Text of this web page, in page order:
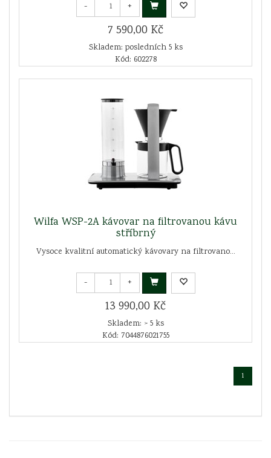
- +
7 590,00 Kč
Skladem: posledních 5 ks
Kód: 602278
Wilfa WSP-2A kávovar na filtrovanou kávu
stříbrný
Vysoce kvalitní automatický kávovary na filtrovano...
- +
13 990,00 Kč
Skladem: > 5 ks
Kód: 7044876021755
1